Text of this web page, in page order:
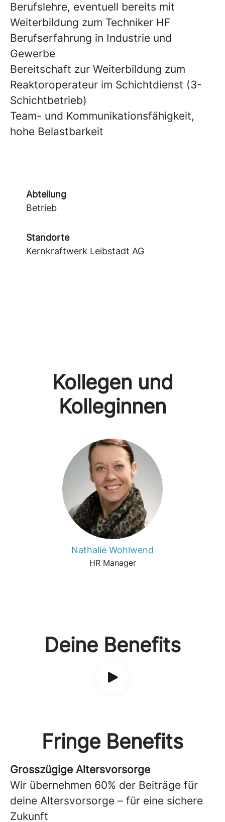
Berufslehre, eventuell bereits mit
Weiterbildung zum Techniker HF
Berufserfahrung in Industrie und
Gewerbe
Bereitschaft zur Weiterbildung zum
Reaktoroperateur im Schichtdienst (3-
Schichtbetrieb)
Team- und Kommunikationsfähigkeit,
hohe Belastbarkeit
Abteilung
Betrieb
Standorte
Kernkraftwerk Leibstadt AG
Kollegen und
Kolleginnen
Nathalie Wohlwend
HR Manager
Deine Benefits
Fringe Benefits
Grosszügige Altersvorsorge
Wir übernehmen 60% der Beiträge für
deine Altersvorsorge – für eine sichere
Zukunft